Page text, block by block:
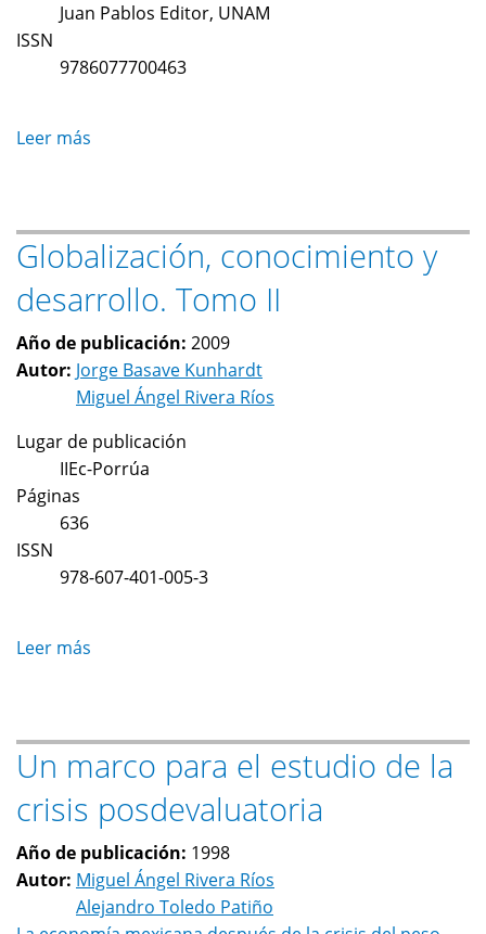
Juan Pablos Editor, UNAM
ISSN
9786077700463
Leer más
cambio
institucional:
Una
al
estudio
del
atraso
económico
tardío
Globalización, conocimiento y
desarrollo. Tomo II
Año de publicación: 2009
Autor: Jorge Basave Kunhardt
Miguel Ángel Rivera Ríos
Lugar de publicación
IIEc-Porrúa
Páginas
636
ISSN
978-607-401-005-3
Leer más
desarrollo.
Tomo
Un marco para el estudio de la
crisis posdevaluatoria
Año de publicación: 1998
Autor: Miguel Ángel Rivera Ríos
Alejandro Toledo Patiño